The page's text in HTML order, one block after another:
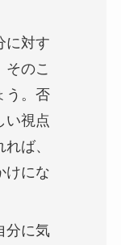
に対す
のこ
う。否
い視点
ば、
けにな
分に気